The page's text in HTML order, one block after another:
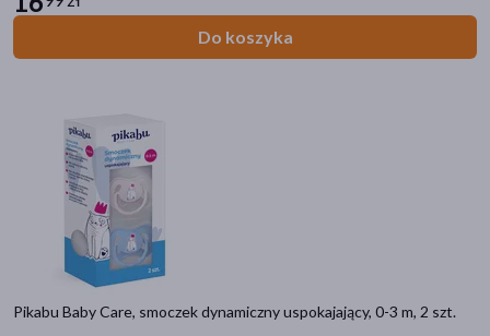
Do koszyka
Pikabu Baby Care, smoczek dynamiczny uspokajający, 0-3 m, 2 szt.
Do poprzedniej kategorii
DOZkonałe Marki
BOTAME
DOZ DAILY
DOZ MED
DOZ PRODUCT
ENILOME
ENTERIS
KICKFLY